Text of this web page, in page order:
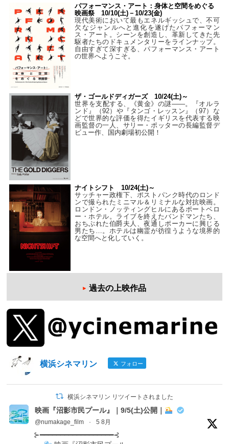
パフォーマンス・アート：身体と空間をめぐる
映画祭 10/10(土)－10/23(金)
現代美術において最もエネルギッシュで、不可
欠なジャンルへと進化を遂げたパフォーマン
ス・アート。シーンを創造し、革新してきた先
駆者たちのドキュメンタリーをラインナップ。
自由すぎて深すぎる、パフォーマンス・アート
の世界へようこそ。
ザ・ゴールドディガーズ 10/24(土)～
世界を支配する、《黄金》の謎――。『オルラ
ンド』（92）や『タンゴ・レッスン』（97）な
どで世界的な評価を得たイギリスを代表する映
画監督の一人、サリー・ポッターの長編監督デ
ビュー作、国内劇場初公開！
ナイトシフト 10/24(土)～
サッチャー政権下、ポストパンク時代のロンド
ンで撮られたミニマル＆リミナルな対抗映画。
ロンドン・ノッティングヒルにあるポートベロ
ー・ホテル。ライブを終えたバンドマンたち、
おちぶれた伯爵夫人、夜通しポーカーに興じる
男たち…。ホテルは幽霊が彷徨うような境界的
な空間へと化していく。
過去の上映作品
横浜シネマリン フォロー
横浜シネマリン リツイートされました
映画『沼影市民プール』｜9/5(土)公開｜
@numakage_film · 5 8月
⊱━━━━━━━━━━━━━━━━━━⊰